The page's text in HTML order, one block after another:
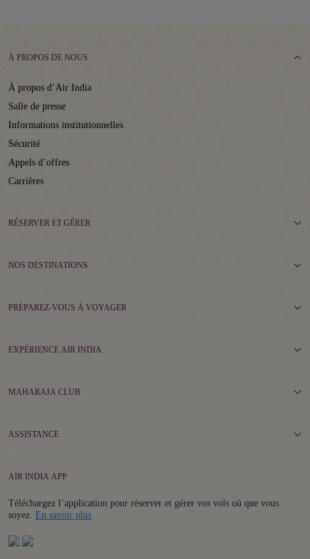
À PROPOS DE NOUS
À propos d’Air India
Salle de presse
Informations institutionnelles
Sécurité
Appels d’offres
Carrières
RÉSERVER ET GÉRER
NOS DESTINATIONS
PRÉPAREZ-VOUS À VOYAGER
EXPÉRIENCE AIR INDIA
MAHARAJA CLUB
ASSISTANCE
AIR INDIA APP
Téléchargez l’application pour réserver et gérer vos vols où que vous
soyez. En savoir plusDetails